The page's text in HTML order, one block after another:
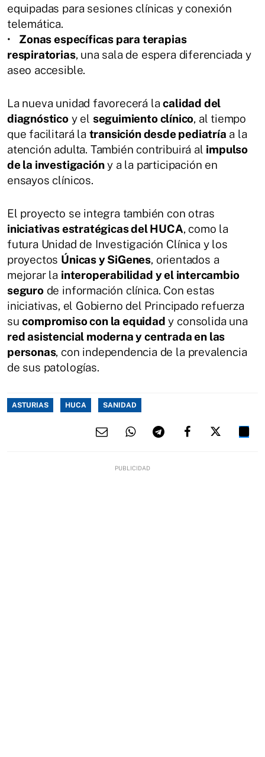
equipadas para sesiones clínicas y conexión
telemática.
• Zonas específicas para terapias
respiratorias, una sala de espera diferenciada y
aseo accesible.
La nueva unidad favorecerá lacalidad del
diagnósticoy el seguimiento clínico, al tiempo
que facilitará la transición desde pediatría a la
atención adulta. También contribuirá al impulso
de la investigacióny a la participación en
ensayos clínicos.
El proyecto se integra también con otras
iniciativas estratégicas del HUCA, como la
futura Unidad de Investigación Clínica y los
proyectos Únicas y SiGenes, orientados a
mejorar la interoperabilidad y el intercambio
segurode información clínica. Con estas
iniciativas, el Gobierno del Principado refuerza
sucompromiso con la equidad y consolida una
red asistencial moderna y centrada en las
personas, con independencia de la prevalencia
de sus patologías.
ASTURIAS HUCA SANIDAD